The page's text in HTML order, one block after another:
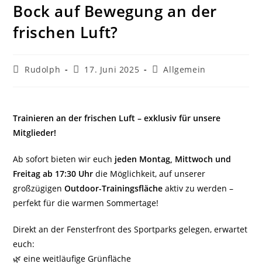
Bock auf Bewegung an der
frischen Luft?
Beitrags-
Rudolph
Beitrag
17. Juni 2025
Beitrags-
Allgemein
Trainieren an der frischen Luft – exklusiv für unsere
Mitglieder!
Ab sofort bieten wir euch jeden Montag, Mittwoch und
Freitag ab 17:30 Uhr die Möglichkeit, auf unserer
großzügigenOutdoor-Trainingsfläche aktiv zu werden –
perfekt für die warmen Sommertage!
Direkt an der Fensterfront des Sportparks gelegen, erwartet
euch:
🌿 eine weitläufige Grünfläche